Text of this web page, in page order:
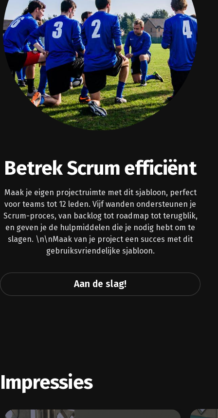
Betrek Scrum efficiënt
Maak je eigen projectruimte met dit sjabloon, perfect
voor teams tot 12 leden. Vijf wanden ondersteunen je
Scrum-proces, van backlog tot roadmap tot terugblik,
en geven je de hulpmiddelen die je nodig hebt om te
slagen. \n\nMaak van je project een succes met dit
gebruiksvriendelijke sjabloon.
Aan de slag!
Impressies